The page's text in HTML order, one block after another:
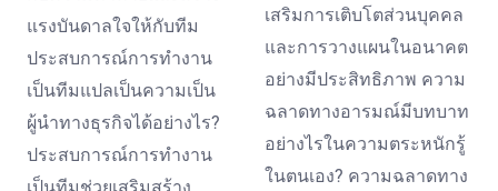
แรงบันดาลใจให้กับทีม
ประสบการณ์การทำงาน
เป็นทีมแปลเป็นความเป็น
ผู้นำทางธุรกิจได้อย่างไร?
ประสบการณ์การทำงาน
เสริมการเติบโตส่วนบุคคล
และการวางแผนในอนาคต
อย่างมีประสิทธิภาพ ความ
ฉลาดทางอารมณ์มีบทบาท
อย่างไรในความตระหนักรู้
ในตนเอง? ความฉลาดทาง